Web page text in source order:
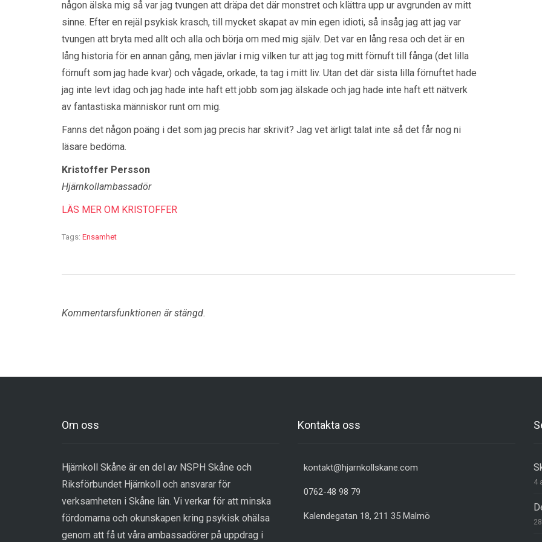
någon älska mig så var jag tvungen att dräpa det där monstret och klättra upp ur avgrunden av mitt
sinne. Efter en rejäl psykisk krasch, till mycket skapat av min egen idioti, så insåg jag att jag var
tvungen att bryta med allt och alla och börja om med mig själv. Det var en lång resa och det är en
lång historia för en annan gång, men jävlar i mig vilken tur att jag tog mitt förnuft till fånga (det lilla
förnuft som jag hade kvar) och vågade, orkade, ta tag i mitt liv. Utan det där sista lilla förnuftet hade
jag inte levt idag och jag hade inte haft ett jobb som jag älskade och jag hade inte haft ett nätverk
av fantastiska människor runt om mig.
Fanns det någon poäng i det som jag precis har skrivit? Jag vet ärligt talat inte så det får nog ni
läsare bedöma.
Kristoffer Persson
Hjärnkollambassadör
LÄS MER OM KRISTOFFER
Tags: Ensamhet
Kommentarsfunktionen är stängd.
Om oss
Hjärnkoll Skåne är en del av NSPH Skåne och
Riksförbundet Hjärnkoll och ansvarar för
verksamheten i Skåne län. Vi verkar för att minska
fördomarna och okunskapen kring psykisk ohälsa
genom att få ut våra ambassadörer på uppdrag i
Kontakta oss
kontakt@hjarnkollskane.com
0762-48 98 79
Kalendegatan 18, 211 35 Malmö
4